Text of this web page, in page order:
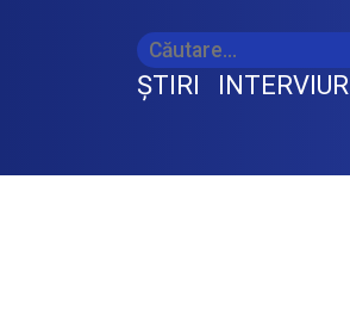
ŞTIRI INTERVIURI